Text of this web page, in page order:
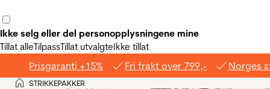
Ikke selg eller del personopplysningene mine
Tillat alleTilpassTillat utvalgteIkke tillat
Prisgaranti +15% Fri frakt over 799,- Norges
Hjem
>STRIKKEPAKKER